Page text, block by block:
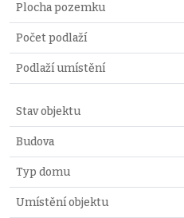
Plocha pozemku
Počet podlaží
Podlaží umístění
Stav objektu
Budova
Typ domu
Umístění objektu